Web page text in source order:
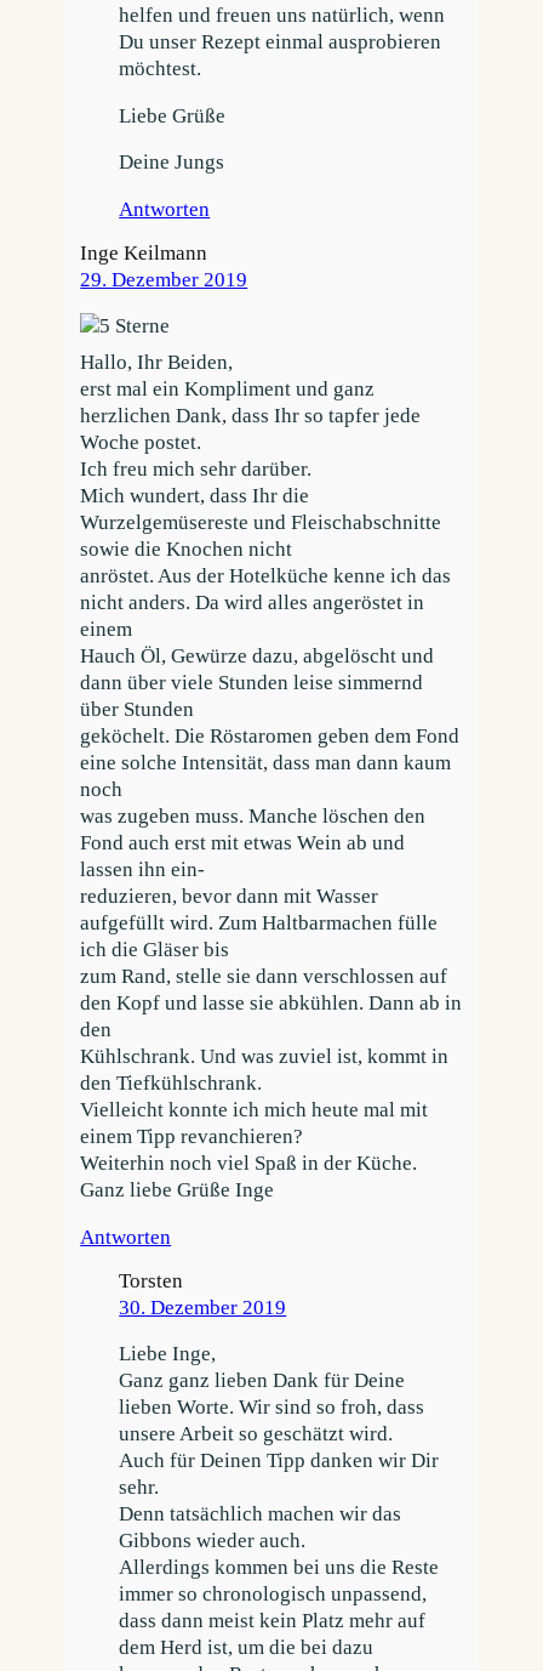
helfen und freuen uns natürlich, wenn
Du unser Rezept einmal ausprobieren
möchtest.
Liebe Grüße
Deine Jungs
Antworten
Inge Keilmann
29. Dezember 2019
Hallo, Ihr Beiden,
erst mal ein Kompliment und ganz
herzlichen Dank, dass Ihr so tapfer jede
Woche postet.
Ich freu mich sehr darüber.
Mich wundert, dass Ihr die
Wurzelgemüsereste und Fleischabschnitte
sowie die Knochen nicht
anröstet. Aus der Hotelküche kenne ich das
nicht anders. Da wird alles angeröstet in
einem
Hauch Öl, Gewürze dazu, abgelöscht und
dann über viele Stunden leise simmernd
über Stunden
geköchelt. Die Röstaromen geben dem Fond
eine solche Intensität, dass man dann kaum
noch
was zugeben muss. Manche löschen den
Fond auch erst mit etwas Wein ab und
lassen ihn ein-
reduzieren, bevor dann mit Wasser
aufgefüllt wird. Zum Haltbarmachen fülle
ich die Gläser bis
zum Rand, stelle sie dann verschlossen auf
den Kopf und lasse sie abkühlen. Dann ab in
den
Kühlschrank. Und was zuviel ist, kommt in
den Tiefkühlschrank.
Vielleicht konnte ich mich heute mal mit
einem Tipp revanchieren?
Weiterhin noch viel Spaß in der Küche.
Ganz liebe Grüße Inge
Antworten
Torsten
30. Dezember 2019
Liebe Inge,
Ganz ganz lieben Dank für Deine
lieben Worte. Wir sind so froh, dass
unsere Arbeit so geschätzt wird.
Auch für Deinen Tipp danken wir Dir
sehr.
Denn tatsächlich machen wir das
Gibbons wieder auch.
Allerdings kommen bei uns die Reste
immer so chronologisch unpassend,
dass dann meist kein Platz mehr auf
dem Herd ist, um die bei dazu